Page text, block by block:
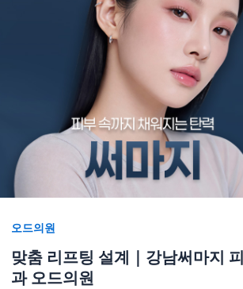
오드의원
맞춤 리프팅 설계｜강남써마지
과 오드의원